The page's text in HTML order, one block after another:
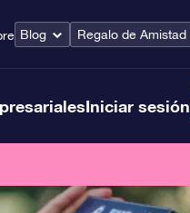
Blog Regalo de Amistad
Iniciar sesión